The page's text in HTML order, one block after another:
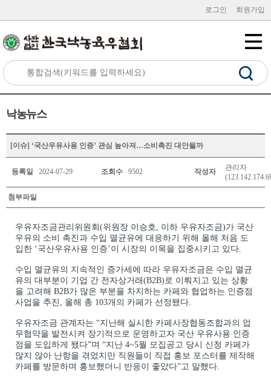
로그인 회원가입
낙농뉴스
[이슈] ‘국산우유사용 인증’ 관심 높아져…소비촉진 대안될까
등록일 2024-07-29 조회수 9502 작성자
관리자
첨부파일
우유자조금관리위원회(위원장 이승호, 이하 우유자조금)가 국산
우유의 소비 촉진과 수입 멸균유에 대응하기 위해 올해 처음 도
입한 ‘국산우유사용 인증’이 시장의 이목을 집중시키고 있다.
수입 멸균유의 지속적인 증가세에 따라 우유자조금은 수입 멸균
유의 대부분이 기업 간 전자상거래(B2B)로 이뤄지고 있는 상황
을 고려해 B2B가 많은 부분을 차지하는 카페와 협업하는 인증점
사업을 추진, 올해 총 103개의 카페가 선정됐다.
우유자조금 관계자는 “지난해 실시한 카페사장협동조합과의 업
무협약을 발전시켜 장기적으로 운영하고자 국산 우유사용 인증
점을 도입하게 됐다”며 “지난 4~5월 모집공고 당시 신청 카페가
많지 않아 난항을 겪었지만 직원들이 직접 홍보 포스터를 제작해
카페를 방문하며 홍보했더니 반응이 좋았다”고 말했다.